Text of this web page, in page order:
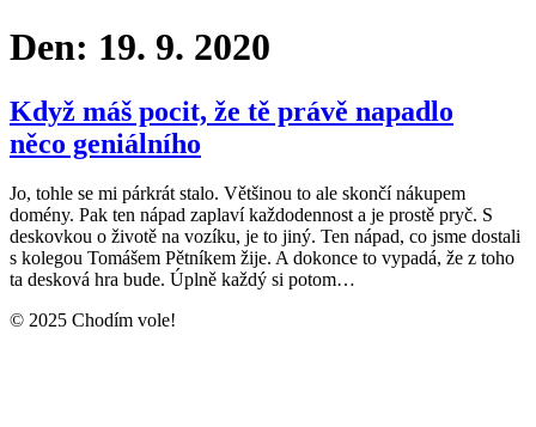
Den: 19. 9. 2020
Když máš pocit, že tě právě napadlo
něco geniálního
Jo, tohle se mi párkrát stalo. Většinou to ale skončí nákupem
domény. Pak ten nápad zaplaví každodennost a je prostě pryč. S
deskovkou o životě na vozíku, je to jiný. Ten nápad, co jsme dostali
s kolegou Tomášem Pětníkem žije. A dokonce to vypadá, že z toho
ta desková hra bude. Úplně každý si potom…
© 2025 Chodím vole!